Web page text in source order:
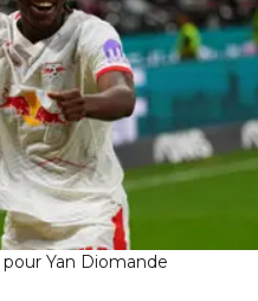
Yan Diomande